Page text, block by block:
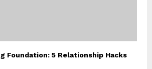
Foundation: 5 Relationship Hacks